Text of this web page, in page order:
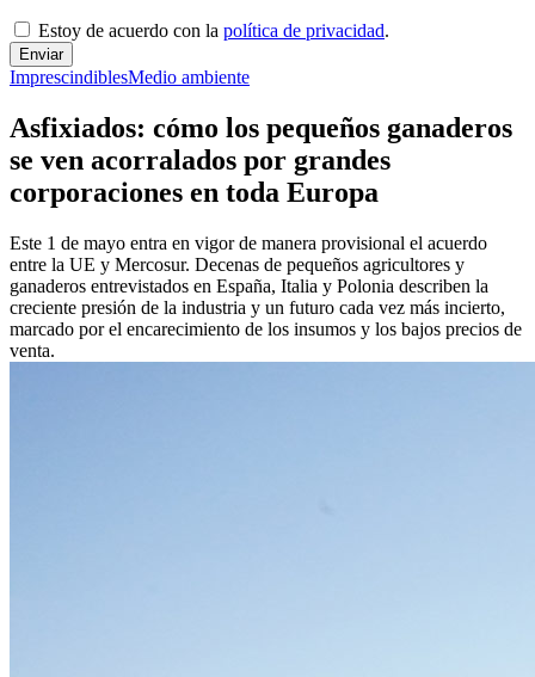
Estoy de acuerdo con la política de privacidad.
ImprescindiblesMedio ambiente
Asfixiados: cómo los pequeños ganaderos
se ven acorralados por grandes
corporaciones en toda Europa
Este 1 de mayo entra en vigor de manera provisional el acuerdo
entre la UE y Mercosur. Decenas de pequeños agricultores y
ganaderos entrevistados en España, Italia y Polonia describen la
creciente presión de la industria y un futuro cada vez más incierto,
marcado por el encarecimiento de los insumos y los bajos precios de
venta.